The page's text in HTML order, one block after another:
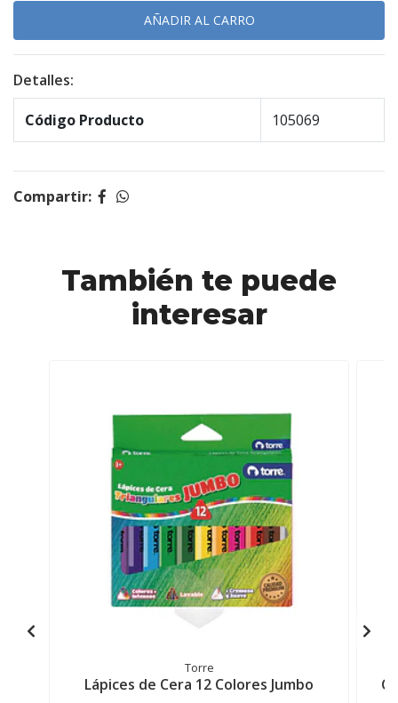
Detalles:
Código Producto 105069
Compartir:
También te puede
interesar
Torre
Lápices de Cera 12 Colores Jumbo